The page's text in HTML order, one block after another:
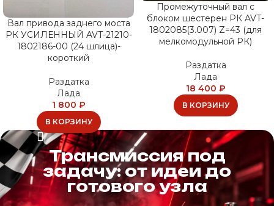
Вал привода заднего моста
РК УСИЛЕННЫЙ AVT-21210-
1802186-00 (24 шлица)-
короткий
Раздатка
Лада
1 800 ₽
В КОРЗИНУ
Промежуточный вал с
блоком шестерен РК AVT-
1802085(3.007) Z=43 (для
мелкомодульной РК)
Раздатка
Лада
18 400 ₽
В КОРЗИНУ
Трансмиссия под
задачу: от идеи до
готового узла